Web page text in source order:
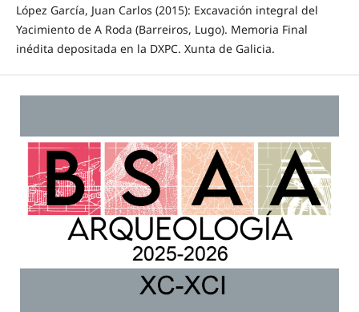
López García, Juan Carlos (2015): Excavación integral del
Yacimiento de A Roda (Barreiros, Lugo). Memoria Final
inédita depositada en la DXPC. Xunta de Galicia.